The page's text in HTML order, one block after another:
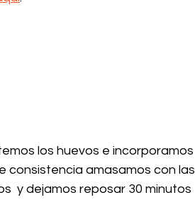
los huevos e incorporamos
consistencia amasamos con las
y dejamos reposar 30 minutos